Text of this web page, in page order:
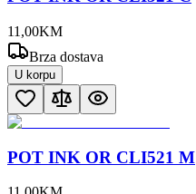
11 ,00KM
Brza dostava
U korpu
POT INK OR CLI521 M